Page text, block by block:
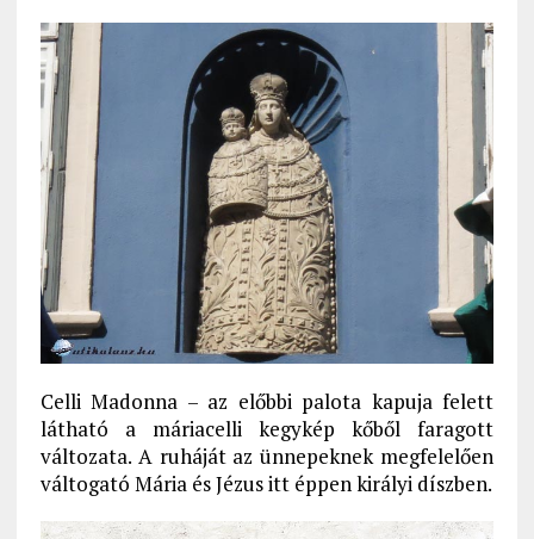
Celli Madonna – az előbbi palota kapuja felett
látható a máriacelli kegykép kőből faragott
változata. A ruháját az ünnepeknek megfelelően
váltogató Mária és Jézus itt éppen királyi díszben.